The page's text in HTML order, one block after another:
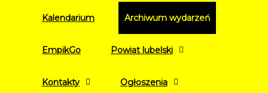
Kalendarium Archiwum wydarzeń
EmpikGo Powiat lubelski
Kontakty Ogłoszenia